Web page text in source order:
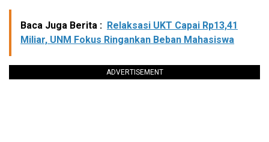
Baca Juga Berita : Relaksasi UKT Capai Rp13,41
Miliar, UNM Fokus Ringankan Beban Mahasiswa
ADVERTISEMENT